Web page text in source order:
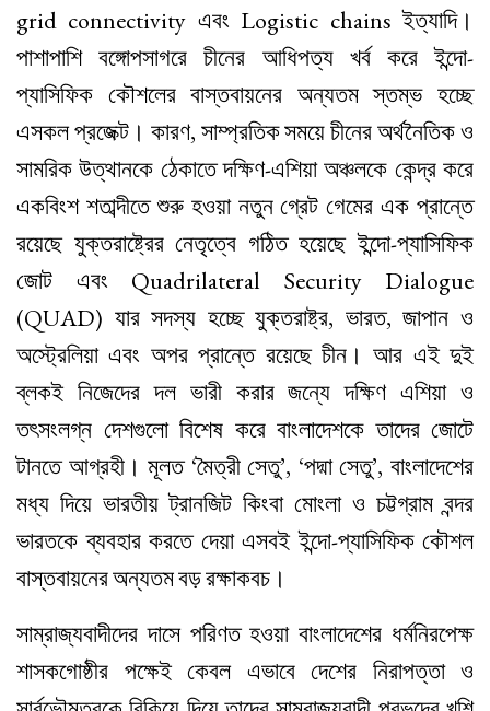
grid connectivity এবং Logistic chains ইত্যাদি।
পাশাপাশি বঙ্গোপসাগরে চীনের আধিপত্য খর্ব করে ইন্দো-
প্যাসিফিক কৌশলের বাস্তবায়নের অন্যতম স্তম্ভ হচ্ছে
এসকল প্রজেক্ট। কারণ, সাম্প্রতিক সময়ে চীনের অর্থনৈতিক ও
সামরিক উত্থানকে ঠেকাতে দক্ষিণ-এশিয়া অঞ্চলকে কেন্দ্র করে
একবিংশ শতাব্দীতে শুরু হওয়া নতুন গ্রেট গেমের এক প্রান্তে
রয়েছে যুক্তরাষ্ট্রের নেতৃত্বে গঠিত হয়েছে ইন্দো-প্যাসিফিক
জোট এবং Quadrilateral Security Dialogue
(QUAD) যার সদস্য হচ্ছে যুক্তরাষ্ট্র, ভারত, জাপান ও
অস্ট্রেলিয়া এবং অপর প্রান্তে রয়েছে চীন। আর এই দুই
ব্লকই নিজেদের দল ভারী করার জন্যে দক্ষিণ এশিয়া ও
তৎসংলগ্ন দেশগুলো বিশেষ করে বাংলাদেশকে তাদের জোটে
টানতে আগ্রহী। মূলত ‘মৈত্রী সেতু’, ‘পদ্মা সেতু’, বাংলাদেশের
মধ্য দিয়ে ভারতীয় ট্রানজিট কিংবা মোংলা ও চট্টগ্রাম বন্দর
ভারতকে ব্যবহার করতে দেয়া এসবই ইন্দো-প্যাসিফিক কৌশল
বাস্তবায়নের অন্যতম বড় রক্ষাকবচ।
সাম্রাজ্যবাদীদের দাসে পরিণত হওয়া বাংলাদেশের ধর্মনিরপেক্ষ
শাসকগোষ্ঠীর পক্ষেই কেবল এভাবে দেশের নিরাপত্তা ও